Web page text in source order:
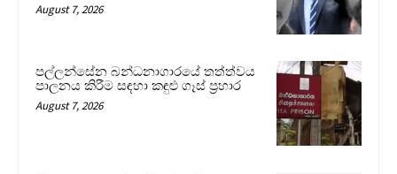
August 7, 2026
පල්ලන්සේන බන්ධනාගාරයේ තත්ත්වය
පාලනය කිරීම සඳහා කඳුළු ගෑස් ප්‍රහාර
August 7, 2026